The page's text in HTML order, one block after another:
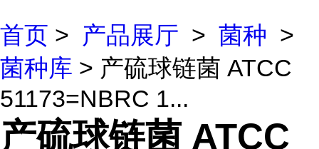
首页 > 产品展厅 > 菌种 >
菌种库 > 产硫球链菌 ATCC
51173=NBRC 1...
产硫球链菌 ATCC